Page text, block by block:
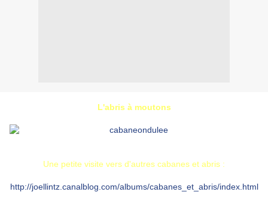
L'abris à moutons
Une petite visite vers d'autres cabanes et abris :
http://joellintz.canalblog.com/albums/cabanes_et_abris/index.html